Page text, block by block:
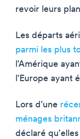
revoir leurs
Les départs
parmi les plus
l'Amérique
l'Europe ayant
Lors d'une
ménages
déclaré